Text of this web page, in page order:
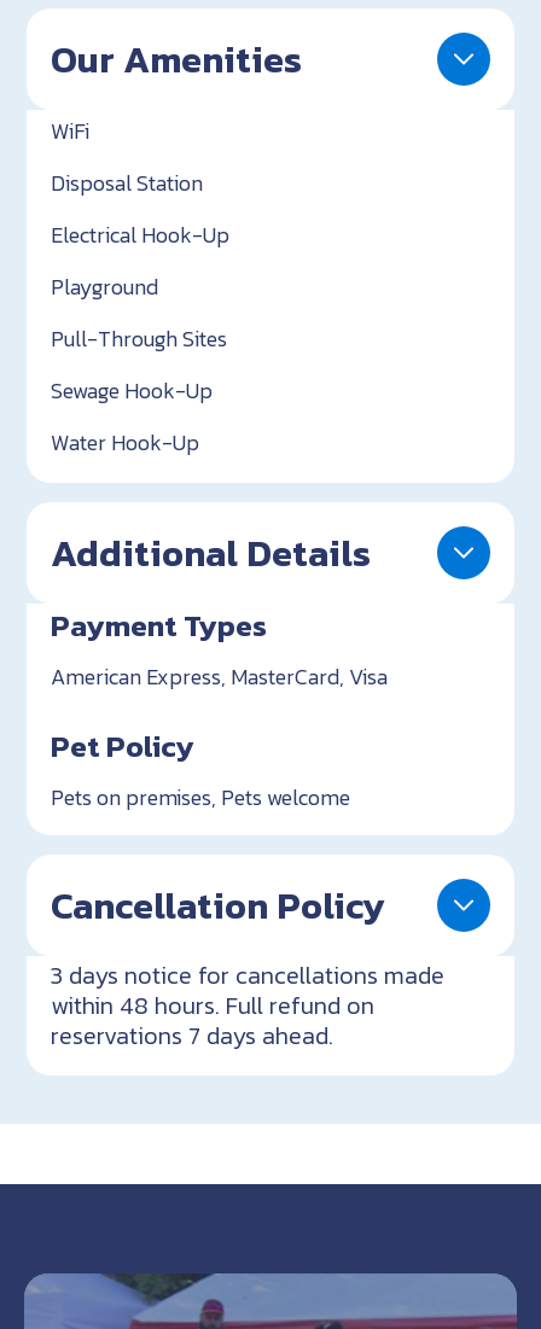
Our Amenities
WiFi
Disposal Station
Electrical Hook-Up
Playground
Pull-Through Sites
Sewage Hook-Up
Water Hook-Up
Additional Details
Payment Types
American Express, MasterCard, Visa
Pet Policy
Pets on premises, Pets welcome
Cancellation Policy
3 days notice for cancellations made
within 48 hours. Full refund on
reservations 7 days ahead.